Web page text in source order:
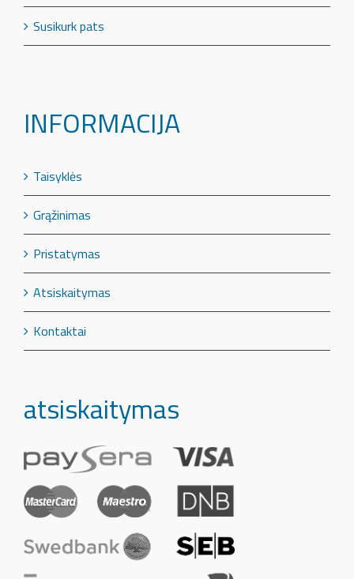
Susikurk pats
INFORMACIJA
Taisyklės
Grąžinimas
Pristatymas
Atsiskaitymas
Kontaktai
atsiskaitymas